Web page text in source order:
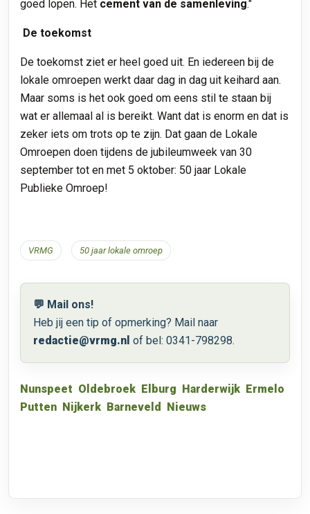
goed lopen. Het cement van de samenleving."
De toekomst
De toekomst ziet er heel goed uit. En iedereen bij de
lokale omroepen werkt daar dag in dag uit keihard aan.
Maar soms is het ook goed om eens stil te staan bij
wat er allemaal al is bereikt. Want dat is enorm en dat is
zeker iets om trots op te zijn. Dat gaan de Lokale
Omroepen doen tijdens de jubileumweek van 30
september tot en met 5 oktober: 50 jaar Lokale
Publieke Omroep!
VRMG 50 jaar lokale omroep
💬 Mail ons!
Heb jij een tip of opmerking? Mail naar
redactie@vrmg.nl of bel: 0341-798298.
Nunspeet Oldebroek Elburg Harderwijk Ermelo
Putten Nijkerk Barneveld Nieuws